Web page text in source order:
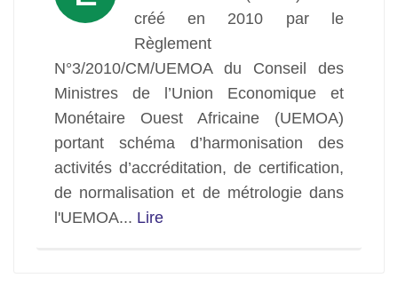
créé en 2010 par le
Règlement
N°3/2010/CM/UEMOA du Conseil des
Ministres de l’Union Economique et
Monétaire Ouest Africaine (UEMOA)
portant schéma d’harmonisation des
activités d’accréditation, de certification,
de normalisation et de métrologie dans
l'UEMOA... Lire